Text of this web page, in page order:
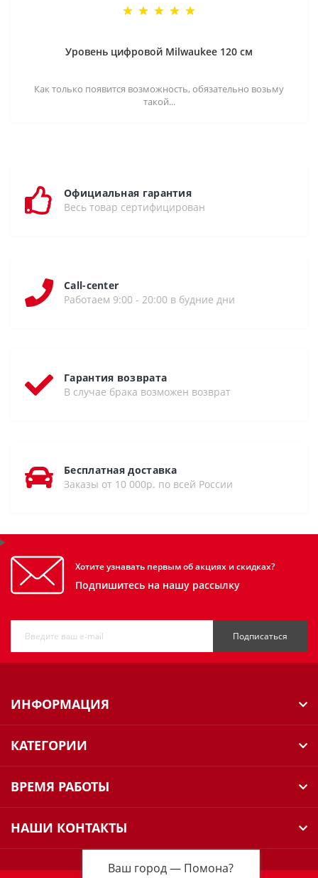
Ваш город — Помона?
Уровень цифровой Milwaukee 120 см
Как только появится возможность, обязательно возьму
такой...
Официальная гарантия
Весь товар сертифицирован
Call-center
Работаем 9:00 - 20:00 в будние дни
Гарантия возврата
В случае брака возможен возврат
Бесплатная доставка
Заказы от 10 000р. по всей России
Хотите узнавать первым об акциях и скидках?
Подпишитесь на нашу рассылку
Подписаться
ИНФОРМАЦИЯ
КАТЕГОРИИ
ВРЕМЯ РАБОТЫ
НАШИ КОНТАКТЫ